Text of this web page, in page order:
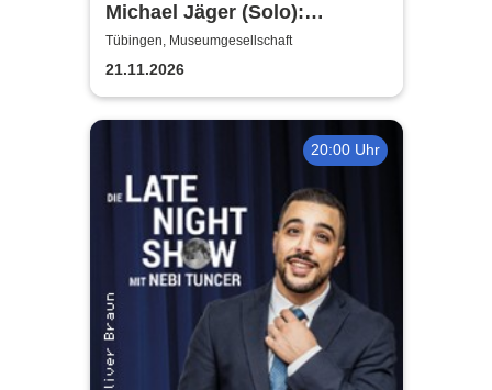
Michael Jäger (Solo):
Unfallkind - die neue Stand-
up-Comedy Show
Tübingen, Museumgesellschaft
21.11.2026
20:00 Uhr